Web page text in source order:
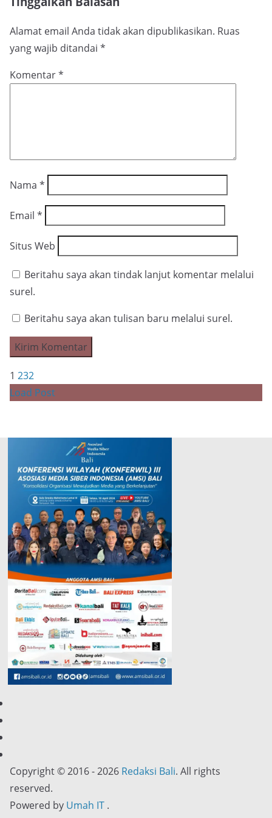
Alamat email Anda tidak akan dipublikasikan. Ruas
yang wajib ditandai *
Komentar*
Nama *
Email *
Situs Web
Beritahu saya akan tindak lanjut komentar melalui
surel.
Beritahu saya akan tulisan baru melalui surel.
1 232
Load Post
Copyright © 2016 - 2026 Redaksi Bali. All rights
reserved.
Powered by Umah IT .